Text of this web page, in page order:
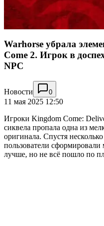
Warhorse убрала
Come 2. Игрок в
NPC
Новости 0
11 мая 2025 12:50
Игроки Kingdom Come:
сиквела пропала одна из
оригинала. Спустя
пользователи сформировали
лучше, но не всё пошло по